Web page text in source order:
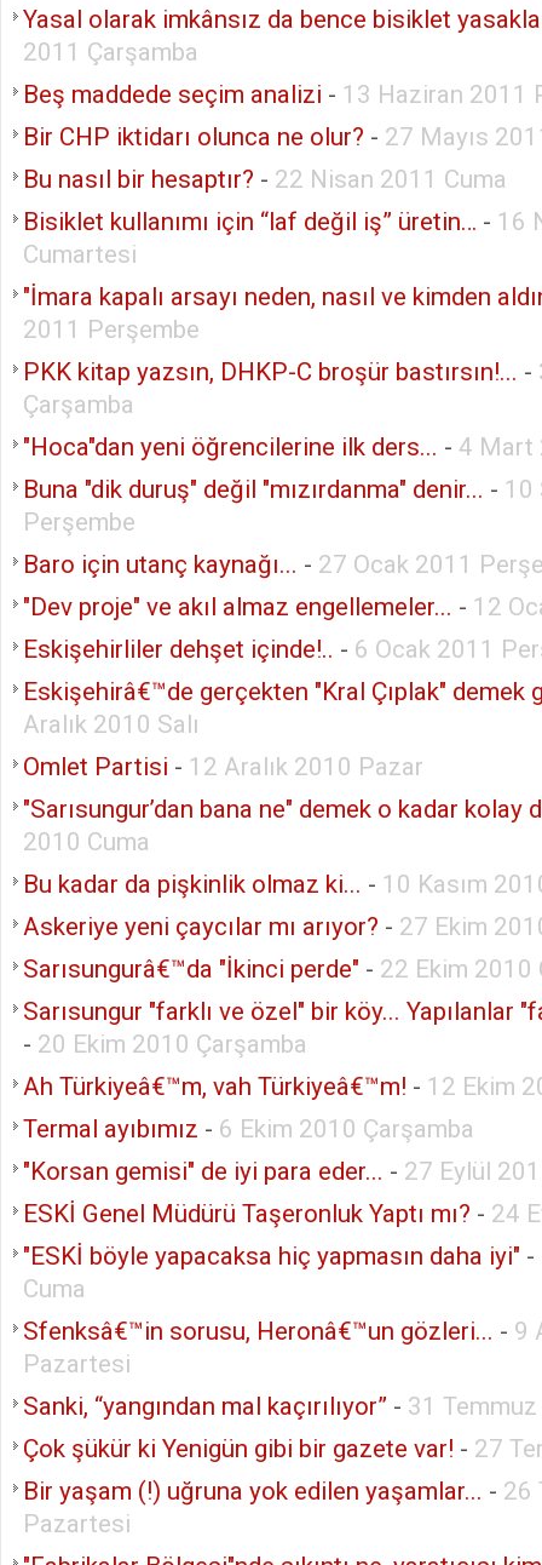
Yasal olarak imkânsız da bence bisiklet
2011 Çarşamba
Beş maddede seçim analizi - 13 Haziran 2011
Bir CHP iktidarı olunca ne olur? - 27 Mayıs
Bu nasıl bir hesaptır? - 22 Nisan 2011 Cuma
Bisiklet kullanımı için “laf değil iş” üretin… - 16
Cumartesi
"İmara kapalı arsayı neden, nasıl ve kimden
2011 Perşembe
PKK kitap yazsın, DHKP-C broşür bastırsın!... -
Çarşamba
"Hoca"dan yeni öğrencilerine ilk ders... - 4 Mart
Buna "dik duruş" değil "mızırdanma" denir... - 10
Perşembe
Baro için utanç kaynağı... - 27 Ocak 2011
"Dev proje" ve akıl almaz engellemeler... - 12
Eskişehirliler dehşet içinde!.. - 6 Ocak 2011
Eskişehirâ€™de gerçekten "Kral Çıplak" demek
Aralık 2010 Salı
Omlet Partisi - 12 Aralık 2010 Pazar
"Sarısungur’dan bana ne" demek o kadar kolay
2010 Cuma
Bu kadar da pişkinlik olmaz ki... - 10 Kasım
Askeriye yeni çaycılar mı arıyor? - 27 Ekim
Sarısungurâ€™da "İkinci perde" - 22 Ekim 2010
Sarısungur "farklı ve özel" bir köy... Yapılanlar
- 20 Ekim 2010 Çarşamba
Ah Türkiyeâ€™m, vah Türkiyeâ€™m! - 12 Ekim
Termal ayıbımız - 6 Ekim 2010 Çarşamba
"Korsan gemisi" de iyi para eder... - 27 Eylül
ESKİ Genel Müdürü Taşeronluk Yaptı mı? - 24
"ESKİ böyle yapacaksa hiç yapmasın daha iyi" -
Cuma
Sfenksâ€™in sorusu, Heronâ€™un gözleri... - 9
Pazartesi
Sanki, “yangından mal kaçırılıyor” - 31
Çok şükür ki Yenigün gibi bir gazete var! - 27
Bir yaşam (!) uğruna yok edilen yaşamlar... - 26
Pazartesi